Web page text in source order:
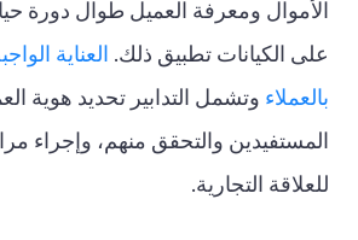
الأموال ومعرفة العميل طوال دورة
على الكيانات تطبيق ذلك.
العناية
بالعملاء وتشمل التدابير تحديد هوية
المستفيدين والتحقق منهم، وإجراء
للعلاقة التجارية.